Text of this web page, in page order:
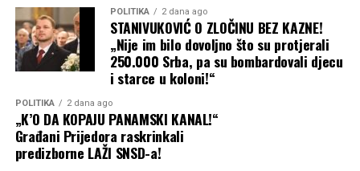
POLITIKA 2 dana ago
STANIVUKOVIĆ O ZLOČINU BEZ KAZNE!
„Nije im bilo dovoljno što su protjerali
250.000 Srba, pa su bombardovali djecu
i starce u koloni!“
POLITIKA 2 dana ago
„K’O DA KOPAJU PANAMSKI KANAL!“
Građani Prijedora raskrinkali
predizborne LAŽI SNSD-a!